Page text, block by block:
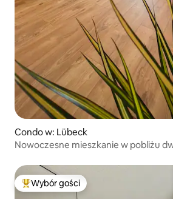
Condo w: Lübeck
Nowoczesne mieszkanie w pobliżu
Najpopularniejsze z kategorii Wybór
Wybór gości